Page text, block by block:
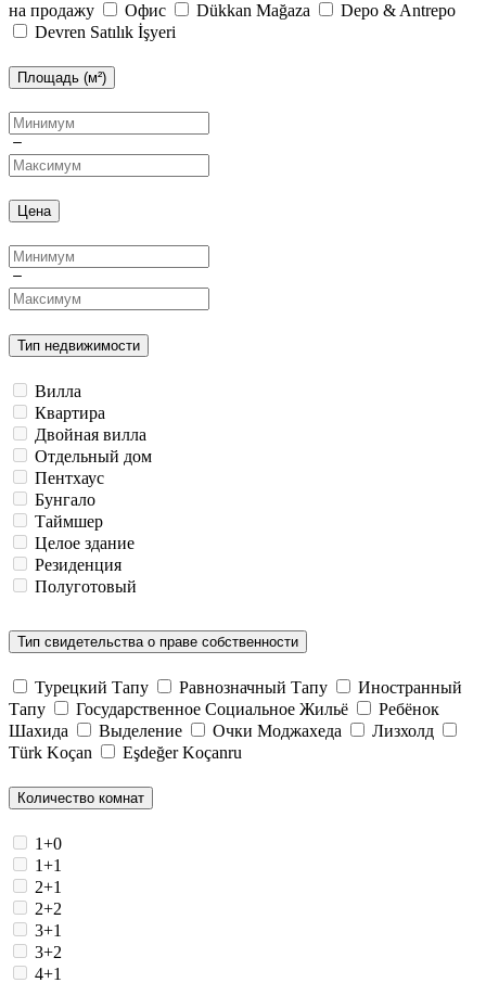
на продажу
Офис Dükkan Mağaza
Depo & Antrepo
Devren Satılık İşyeri
Площадь (м²)
Цена
Тип недвижимости
Вилла
Квартира
Двойная вилла
Отдельный дом
Пентхаус
Бунгало
Таймшер
Целое здание
Резиденция
Полуготовый
Тип свидетельства о праве собственности
Турецкий Тапу Равнозначный Тапу
Иностранный
Тапу
Государственное Социальное Жильё
Ребёнок
Шахида
Выделение Очки Моджахеда
Лизхолд
Türk Koçan
Eşdeğer Koçanru
Количество комнат
1+0
1+1
2+1
2+2
3+1
3+2
4+1